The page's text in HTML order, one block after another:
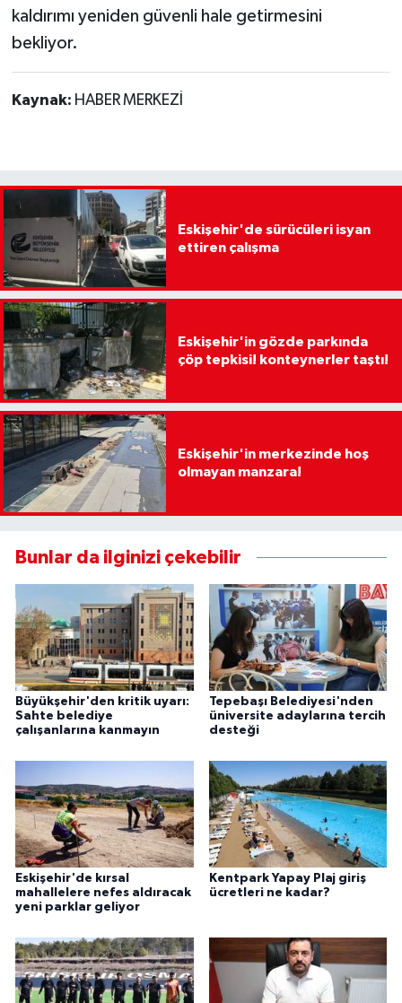
kaldırımı yeniden güvenli hale getirmesini
bekliyor.
Kaynak: HABER MERKEZİ
Eskişehir'de sürücüleri isyan
ettiren çalışma
Eskişehir'in gözde parkında
çöp tepkisi! konteynerler taştı!
Eskişehir'in merkezinde hoş
olmayan manzara!
Bunlar da ilginizi çekebilir
Büyükşehir'den kritik uyarı:
Sahte belediye
çalışanlarına kanmayın
Tepebaşı Belediyesi'nden
üniversite adaylarına tercih
desteği
Eskişehir'de kırsal
mahallelere nefes aldıracak
yeni parklar geliyor
Kentpark Yapay Plaj giriş
ücretleri ne kadar?